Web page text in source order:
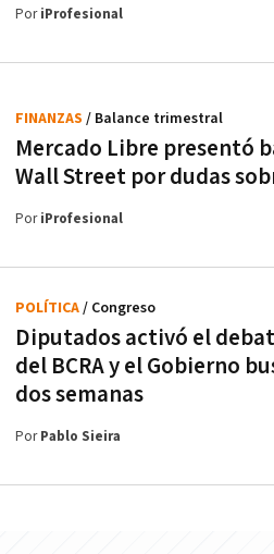
PoriProfesional
Mercado Libre presentó
Wall Street por dudas
FINANZAS / Balance trimestral
PoriProfesional
Diputados activó el
del BCRA y el Gobierno
dos semanas
POLÍTICA/ Congreso
PorPablo Sieira